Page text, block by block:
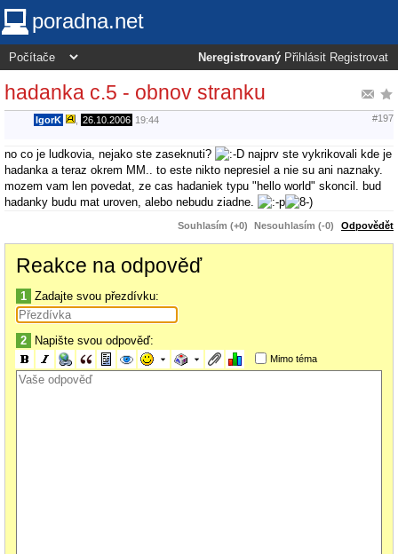
poradna.net
Neregistrovaný Přihlásit Registrovat
hadanka c.5 - obnov stranku
IgorK 26.10.2006 19:44 #197
no co je ludkovia, nejako ste zaseknuti?
najprv ste vykrikovali kde je
hadanka a teraz okrem MM.. to este nikto nepresiel a nie su ani naznaky.
mozem vam len povedat, ze cas hadaniek typu "hello world" skoncil. bud
hadanky budu mat uroven, alebo nebudu ziadne.
Souhlasím (+0) Nesouhlasím (-0) Odpovědět
Reakce na odpověď
1 Zadajte svou přezdívku:
2 Napište svou odpověď:
Mimo téma